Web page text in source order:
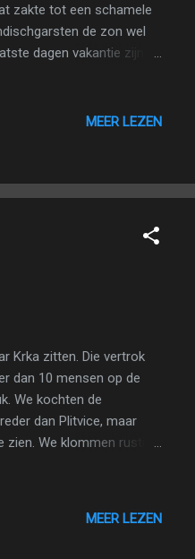
zakte tot een schamele
de zon wel
dagen vakantie zijn
lezen op bed.MEER LEZEN
Krka zitten. Die vertrok
dan 10 mensen op de
We kochten de
dan Plitvice, maar
We klommen rustig
Het was toen al
we terug bij Skradinski
te bekijken,
MEER LEZEN